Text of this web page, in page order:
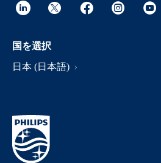
国を選択
日本 (日本語)